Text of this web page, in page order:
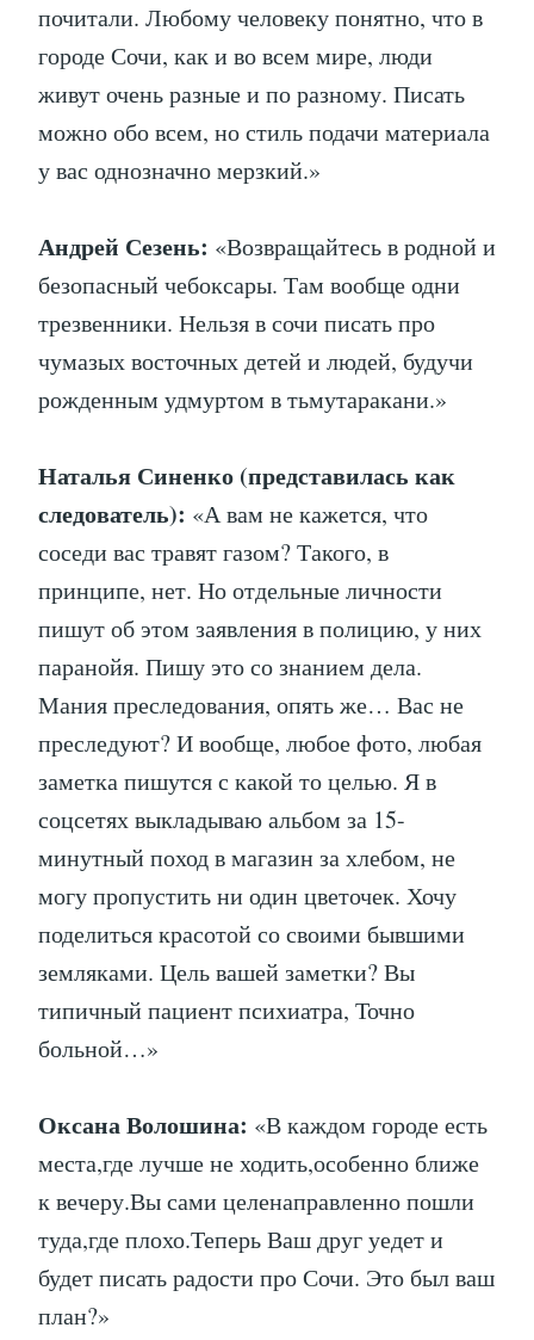
почитали. Любому человеку понятно, что в
городе Сочи, как и во всем мире, люди
живут очень разные и по разному. Писать
можно обо всем, но стиль подачи материала
у вас однозначно мерзкий.»
Андрей Сезень: «Возвращайтесь в родной и
безопасный чебоксары. Там вообще одни
трезвенники. Нельзя в сочи писать про
чумазых восточных детей и людей, будучи
рожденным удмуртом в тьмутаракани.»
Наталья Синенко (представилась как
следователь): «А вам не кажется, что
соседи вас травят газом? Такого, в
принципе, нет. Но отдельные личности
пишут об этом заявления в полицию, у них
паранойя. Пишу это со знанием дела.
Мания преследования, опять же… Вас не
преследуют? И вообще, любое фото, любая
заметка пишутся с какой то целью. Я в
соцсетях выкладываю альбом за 15-
минутный поход в магазин за хлебом, не
могу пропустить ни один цветочек. Хочу
поделиться красотой со своими бывшими
земляками. Цель вашей заметки? Вы
типичный пациент психиатра, Точно
больной…»
Оксана Волошина: «В каждом городе есть
места,где лучше не ходить,особенно ближе
к вечеру.Вы сами целенаправленно пошли
туда,где плохо.Теперь Ваш друг уедет и
будет писать радости про Сочи. Это был ваш
план?»